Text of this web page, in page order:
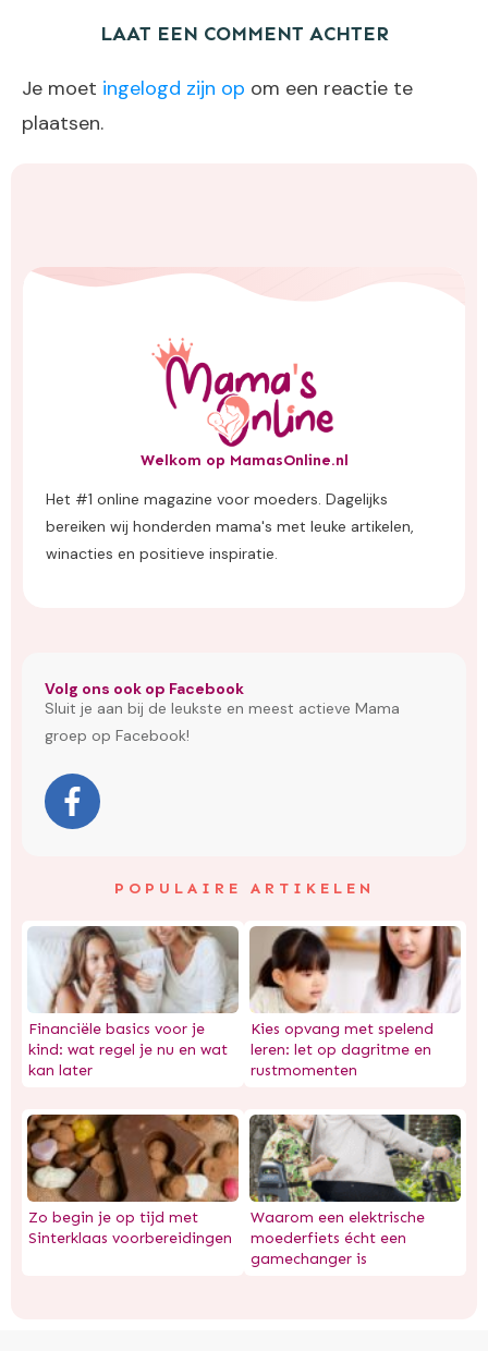
LAAT EEN COMMENT ACHTER
Je moet ingelogd zijn op om een reactie te
plaatsen.
Welkom op MamasOnline.nl
Het #1 online magazine voor moeders. Dagelijks
bereiken wij honderden mama's met leuke artikelen,
winacties en positieve inspiratie.
Volg ons ook op Facebook
Sluit je aan bij de leukste en meest actieve Mama
groep op Facebook!
POPULAIRE ARTIKELEN
Financiële basics voor je
kind: wat regel je nu en wat
kan later
Kies opvang met spelend
leren: let op dagritme en
rustmomenten
Zo begin je op tijd met
Sinterklaas voorbereidingen
Waarom een elektrische
moederfiets écht een
gamechanger is